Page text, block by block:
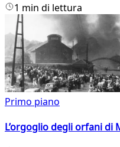
1 min di lettura
Primo piano
L’orgoglio degli orfani di